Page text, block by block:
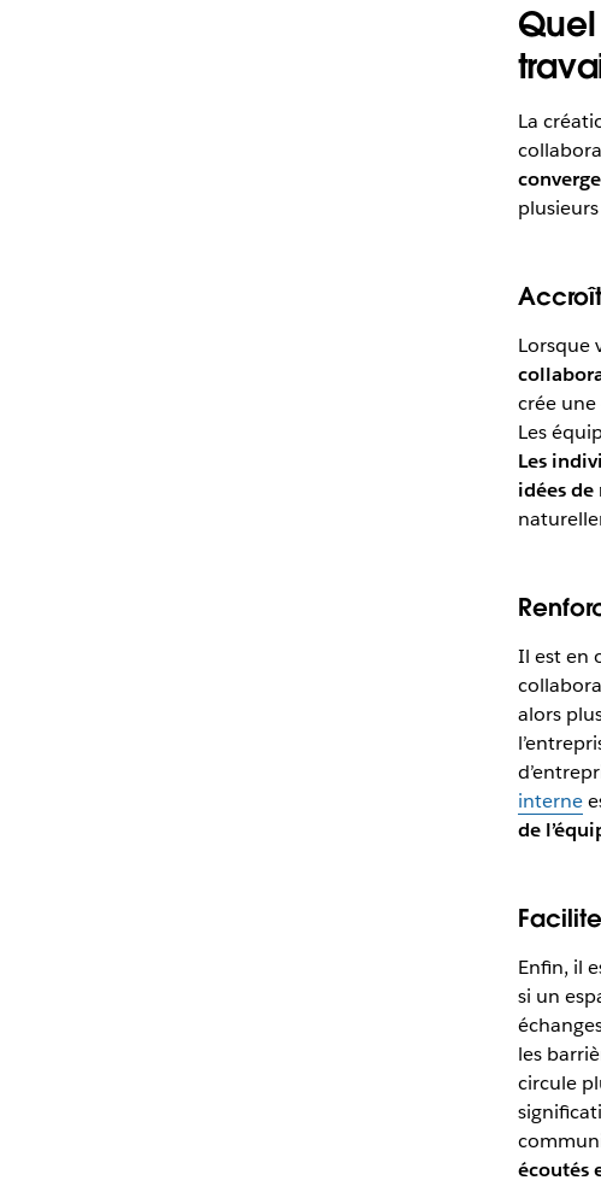
La
Lorsque
crée
Les
Les
idées
Il est en
alors
interne
de
Enfin, il
si un
les
circule
écoutés